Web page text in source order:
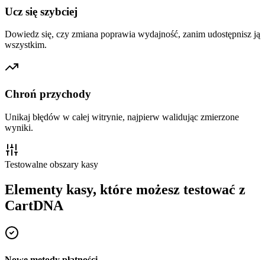
Ucz się szybciej
Dowiedz się, czy zmiana poprawia wydajność, zanim udostępnisz ją
wszystkim.
Chroń przychody
Unikaj błędów w całej witrynie, najpierw walidując zmierzone
wyniki.
Testowalne obszary kasy
Elementy kasy, które możesz testować z
CartDNA